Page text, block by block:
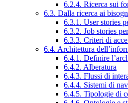
6.2.4. Ricerca sui
6.3. Dalla ricerca ai
6.3.1. User stories
6.3.2. Job stories
6.3.3. Criteri di
6.4. Architettura
6.4.1. Definire
6.4.2. Alberatura
6.4.3. Flussi di
6.4.4. Sistemi di
6.4.5. Tipologie di